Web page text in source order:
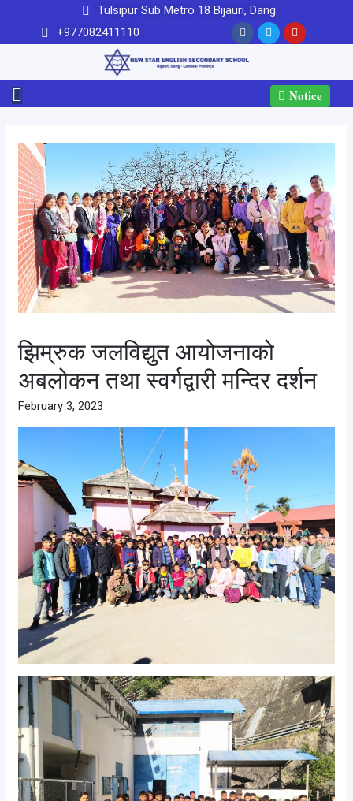
Tulsipur Sub Metro 18 Bijauri, Dang
+977082411110
Notice
झिम्रुक जलविद्युत आयोजनाको
अबलोकन तथा स्वर्गद्वारी मन्दिर दर्शन
February 3, 2023